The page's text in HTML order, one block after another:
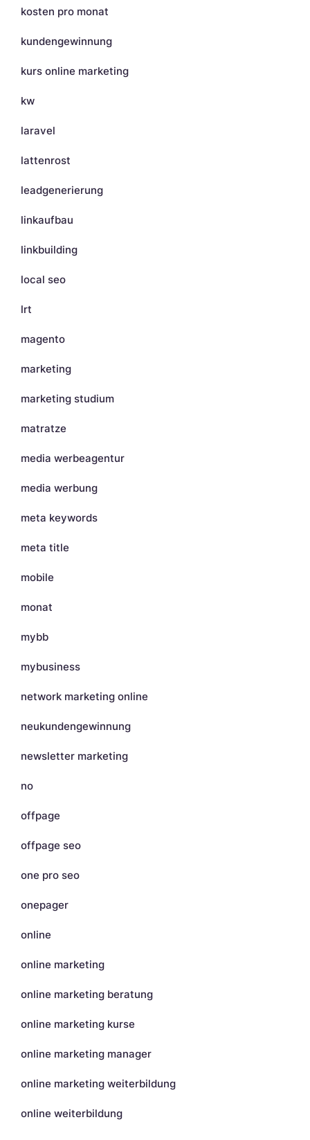
kosten pro monat
kundengewinnung
kurs online marketing
kw
laravel
lattenrost
leadgenerierung
linkaufbau
linkbuilding
local seo
lrt
magento
marketing
marketing studium
matratze
media werbeagentur
media werbung
meta keywords
meta title
mobile
monat
mybb
mybusiness
network marketing online
neukundengewinnung
newsletter marketing
no
offpage
offpage seo
one pro seo
onepager
online
online marketing
online marketing beratung
online marketing kurse
online marketing manager
online marketing weiterbildung
online weiterbildung